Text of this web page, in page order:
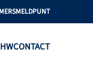
CONTACT